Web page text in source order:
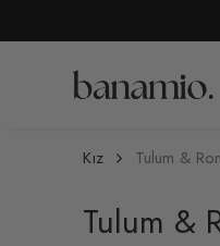
Kız Tulum &
Tulum &